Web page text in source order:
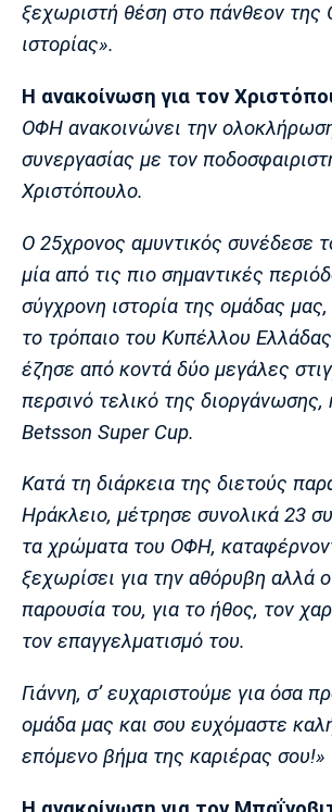
ξεχωριστή θέση στο πάνθεον της
ιστορίας».
Η ανακοίνωση για τον
ΟΦΗ ανακοινώνει την
συνεργασίας με τον
Χριστόπουλο.
Ο 25χρονος αμυντικός συνέδεσε
μία από τις πιο σημαντικές
σύγχρονη ιστορία της ομάδας
το τρόπαιο του Κυπέλλου
έζησε από κοντά δύο μεγάλες
περσινό τελικό της
Betsson Super Cup.
Κατά τη διάρκεια της διετούς
Ηράκλειο, μέτρησε συνολικά 23
τα χρώματα του ΟΦΗ,
ξεχωρίσει για την αθόρυβη αλλά
παρουσία του, για το ήθος, τον
τον επαγγελματισμό του.
Γιάννη, σ’ ευχαριστούμε για όσα
ομάδα μας και σου ευχόμαστε
επόμενο βήμα της καριέρας σου!»